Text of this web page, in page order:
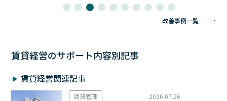
改善事例一覧
賃貸経営のサポート内容別記事
賃貸経営関連記事
賃貸管理 2026.07.26